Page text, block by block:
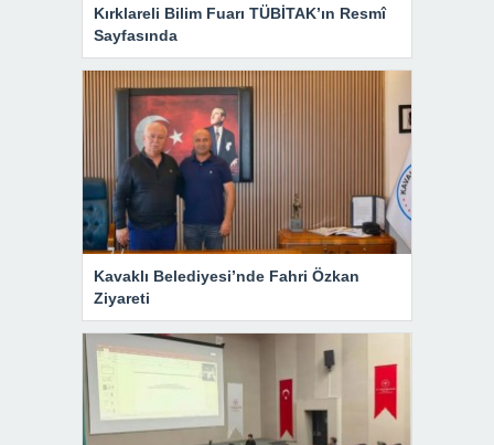
Kırklareli Bilim Fuarı TÜBİTAK’ın Resmî
Sayfasında
Kavaklı Belediyesi’nde Fahri Özkan
Ziyareti